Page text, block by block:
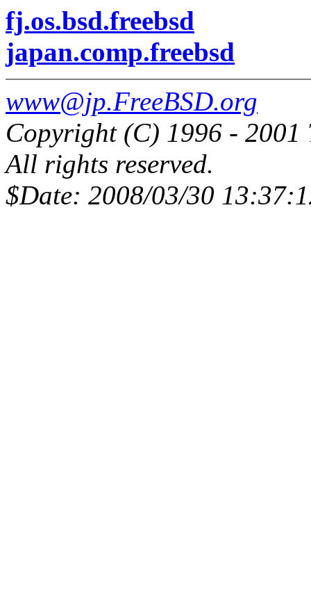
fj.os.bsd.freebsd
japan.comp.freebsd
www@jp.FreeBSD.org
Copyright (C) 1996 - 2001
All rights reserved.
$Date: 2008/03/30